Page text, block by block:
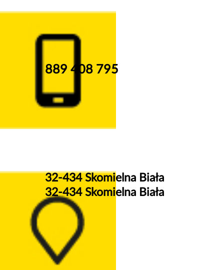
889 408 795
32-434 Skomielna Biała
32-434 Skomielna Biała